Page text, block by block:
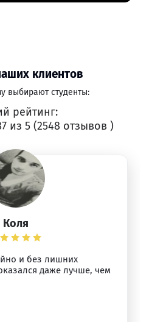
клиентов
выбирают студенты:
рейтинг:
из 5 (2548 отзывов )
Коля
и без лишних
даже лучше, чем